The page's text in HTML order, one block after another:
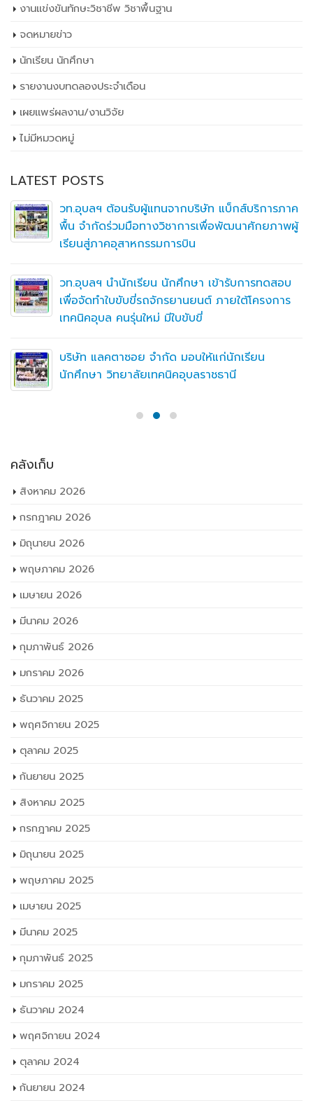
งานแข่งขันทักษะวิชาชีพ วิชาพื้นฐาน
จดหมายข่าว
นักเรียน นักศึกษา
รายงานงบทดลองประจำเดือน
เผยเเพร่ผลงาน/งานวิจัย
ไม่มีหมวดหมู่
LATEST POSTS
วท.อุบลฯ ต้อนรับผู้แทนจากบริษัท แบ็กส์บริการภาค
พื้น จำกัดร่วมมือทางวิชาการเพื่อพัฒนาศักยภาพผู้
เรียนสู่ภาคอุสาหกรรมการบิน
วท.อุบลฯ นำนักเรียน นักศึกษา เข้ารับการทดสอบ
เพื่อจัดทำใบขับขี่รถจักรยานยนต์ ภายใต้โครงการ
เทคนิคอุบล คนรุ่นใหม่ มีใบขับขี่
บริษัท แลคตาซอย จำกัด มอบให้แก่นักเรียน
นักศึกษา วิทยาลัยเทคนิคอุบลราชธานี
คลังเก็บ
สิงหาคม 2026
กรกฎาคม 2026
มิถุนายน 2026
พฤษภาคม 2026
เมษายน 2026
มีนาคม 2026
กุมภาพันธ์ 2026
มกราคม 2026
ธันวาคม 2025
พฤศจิกายน 2025
ตุลาคม 2025
กันยายน 2025
สิงหาคม 2025
กรกฎาคม 2025
มิถุนายน 2025
พฤษภาคม 2025
เมษายน 2025
มีนาคม 2025
กุมภาพันธ์ 2025
มกราคม 2025
ธันวาคม 2024
พฤศจิกายน 2024
ตุลาคม 2024
กันยายน 2024